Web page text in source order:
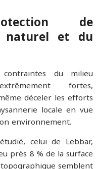
de
naturel et du
du milieu
fortes,
déceler les efforts
locale en vue
environnement.
celui de Lebbar,
près 8 % de la surface
semblent